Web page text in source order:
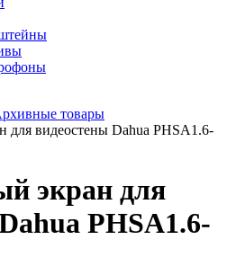
товары
для видеостены Dahua PHSA1.6-
экран для
PHSA1.6-